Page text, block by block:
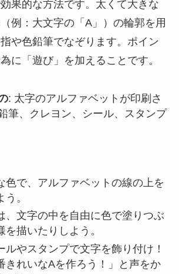
果的な方法です。太くて大きな
例：大文字の「A」）の輪郭を用
や色鉛筆でなぞります。ポイン
に「遊び」を加えることです。
: 太字のアルファベットが印刷さ
筆、クレヨン、シール、スタンプ
色で、アルファベットの線の上を
。
、文字の中を自由に色で塗りつぶ
を描いたりしよう。
ルやスタンプで文字を飾り付け！
きれいなAを作ろう！」と声をか